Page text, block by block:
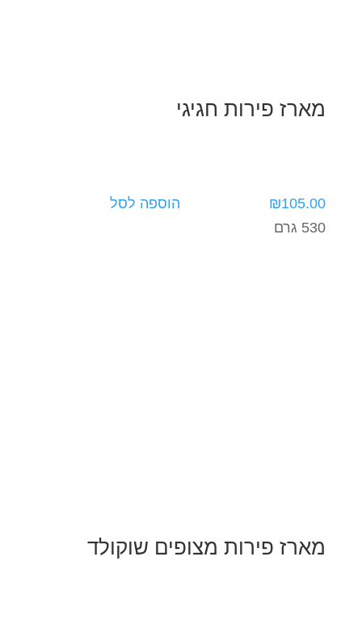
מארז פירות חגיגי
₪105.00
הוספה לסל
530 גרם
מארז פירות מצופים שוקולד